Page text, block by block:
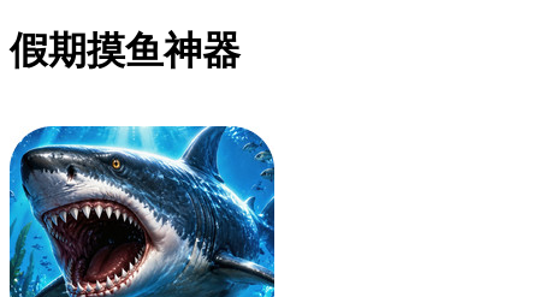
假期摸鱼神器